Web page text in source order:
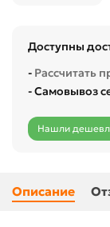
Доступны
- Рассчитать
- Самовывоз
Нашли
Описание